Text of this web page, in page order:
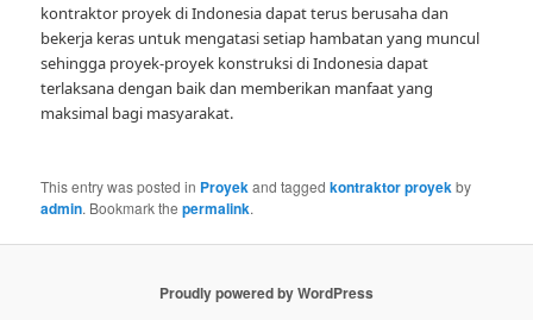
kontraktor proyek di Indonesia dapat terus berusaha dan
bekerja keras untuk mengatasi setiap hambatan yang muncul
sehingga proyek-proyek konstruksi di Indonesia dapat
terlaksana dengan baik dan memberikan manfaat yang
maksimal bagi masyarakat.
This entry was posted in Proyekand taggedkontraktor proyekby
admin. Bookmark thepermalink.
Proudly powered by WordPress